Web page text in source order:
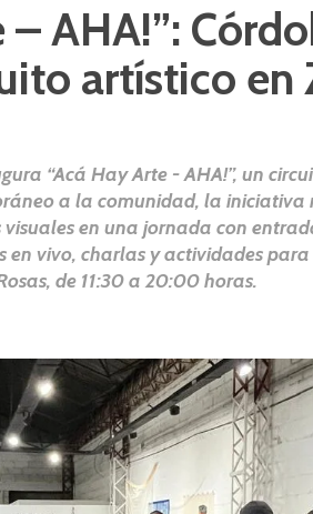
– AHA!”:
artístico en
“Acá Hay Arte - AHA!”, un
a la comunidad, la iniciativa
visuales en una jornada con
en vivo, charlas y actividades
de 11:30 a 20:00 horas.